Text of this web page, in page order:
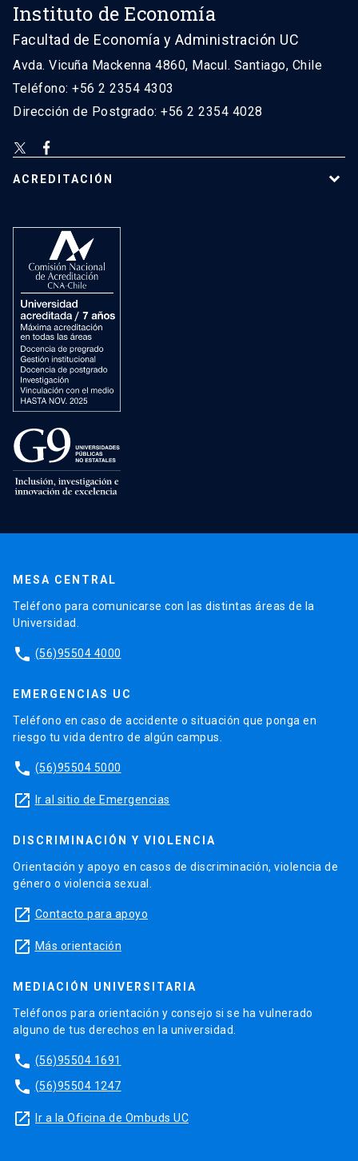
Instituto de Economía
Facultad de Economía y Administración UC
Avda. Vicuña Mackenna 4860, Macul. Santiago, Chile
Teléfono: +56 2 2354 4303
Dirección de Postgrado: +56 2 2354 4028
ACREDITACIÓN
MESA CENTRAL
Teléfono para comunicarse con las distintas áreas de la
Universidad.
phone (56)95504 4000
EMERGENCIAS UC
Teléfono en caso de accidente o situación que ponga en
riesgo tu vida dentro de algún campus.
phone (56)95504 5000
launch Ir al sitio de Emergencias
DISCRIMINACIÓN Y VIOLENCIA
Orientación y apoyo en casos de discriminación, violencia de
género o violencia sexual.
launch Contacto para apoyo
launch Más orientación
MEDIACIÓN UNIVERSITARIA
Teléfonos para orientación y consejo si se ha vulnerado
alguno de tus derechos en la universidad.
phone (56)95504 1691
phone (56)95504 1247
launch Ir a la Oficina de Ombuds UC